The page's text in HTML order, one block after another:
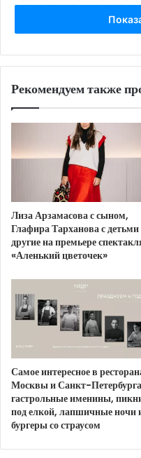
хорошенько
Укроп растет на
варьируется от
Цветки укропа
которых от двух до
желтый цвет.
Укроп как
пряность наверняка
рукой, потому, что
в качестве приправы.
Его добавляют и в
также укроп, а точнее
разного рода
помидоровили
Но на этом польза
Рекомендуем также
Лиза Арзамасова с сыном,
Глафира Тарханова с
другие на премьере
«Аленький цветочек»
Самое интересное в
Москвы и Санкт-
гастрольные именины,
под елкой, лапшичные ночи
бургеры со страусом